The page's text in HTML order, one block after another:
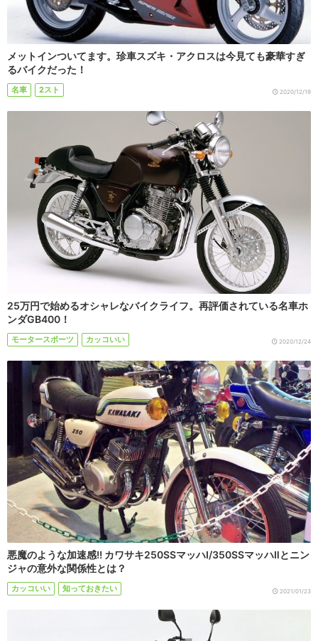
メットインついてます。珍車スズキ・アクロスは今見ても豪華すぎ
るバイクだった！
名車 2スト 2020/12/19
25万円で始めるオシャレなバイクライフ。再評価されている名車ホ
ンダGB400！
モータースポーツ カッコいい 2020/12/24
悪魔のような加速感!! カワサキ250SSマッハⅠ/350SSマッハⅡとニン
ジャの意外な関係性とは？
カッコいい 知っておきたい 2021/01/23